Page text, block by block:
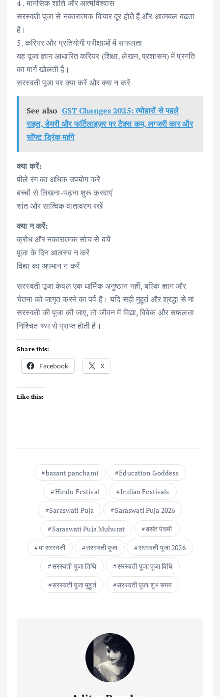
4 . मानसिक शांति और आत्मविश्वास
सरस्वती पूजा से नकारात्मक विचार दूर होते हैं और आत्मबल बढ़ता
है।
5. करियर और प्रतियोगी परीक्षाओं में सफलता
यह पूजा ज्ञान आधारित करियर (शिक्षा, लेखन, प्रशासन) में प्रगति
का मार्ग खोलती है।
सरस्वती पूजा पर क्या करें और क्या न करें
See also GST Changes 2025: त्योहारों से पहले
राहत, डेयरी और फर्टिलाइज़र पर टैक्स कम, लग्जरी कार और
सॉफ्ट ड्रिंक महंगे
क्या करें:
पीले रंग का अधिक उपयोग करें
बच्चों से लिखना-पढ़ना शुरू करवाएं
शांत और सात्विक वातावरण रखें
क्या न करें:
क्रोध और नकारात्मक सोच से बचें
पूजा के दिन आलस्य न करें
विद्या का अपमान न करें
सरस्वती पूजा केवल एक धार्मिक अनुष्ठान नहीं, बल्कि ज्ञान और
चेतना को जागृत करने का पर्व है। यदि सही मुहूर्त और श्रद्धा से मां
सरस्वती की पूजा की जाए, तो जीवन में विद्या, विवेक और सफलता
निश्चित रूप से प्राप्त होती है।
Share this:
Facebook X
Like this:
basant panchami
Education Goddess
Hindu Festival
Indian Festivals
Saraswati Puja
Saraswati Puja 2026
Saraswati Puja Muhurat
बसंत पंचमी
मां सरस्वती
सरस्वती पूजा
सरस्वती पूजा 2026
सरस्वती पूजा तिथि
सरस्वती पूजा पूजा विधि
सरस्वती पूजा मुहूर्त
सरस्वती पूजा शुभ समय